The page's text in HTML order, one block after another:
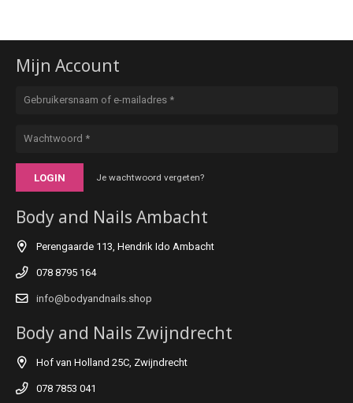
Mijn Account
LOGIN Je wachtwoord vergeten?
Body and Nails Ambacht
Perengaarde 113, Hendrik Ido Ambacht
078 8795 164
info@bodyandnails.shop
Body and Nails Zwijndrecht
Hof van Holland 25C, Zwijndrecht
078 7853 041